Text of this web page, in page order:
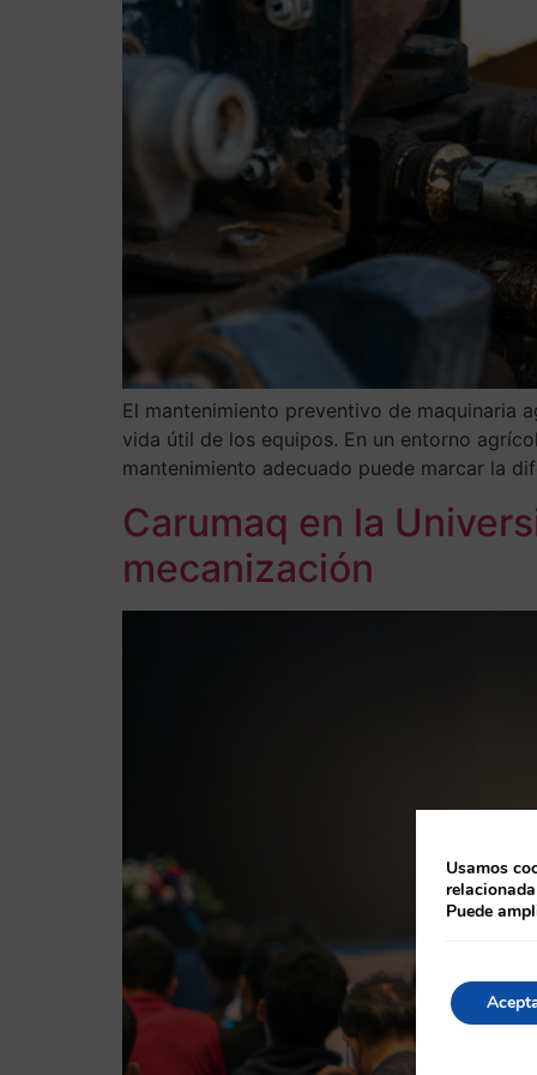
El mantenimiento preventivo de maquinaria
vida útil de los equipos. En un entorno
mantenimiento adecuado puede marcar la
Carumaq en la
mecanización
Usamos
Puede